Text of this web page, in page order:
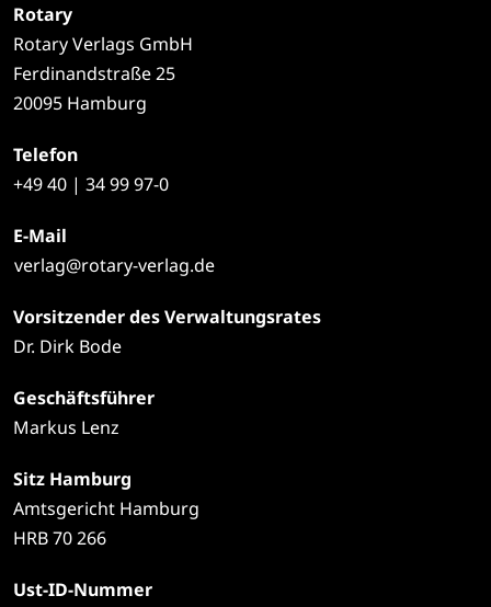
Rotary
Rotary Verlags GmbH
Ferdinandstraße 25
20095 Hamburg
Telefon
+4940 | 34 99 97-0
E-Mail
verlag@rotary-verlag.de
Vorsitzender des Verwaltungsrates
Dr. Dirk Bode
Geschäftsführer
Markus Lenz
Sitz Hamburg
Amtsgericht Hamburg
HRB 70 266
Ust-ID-Nummer